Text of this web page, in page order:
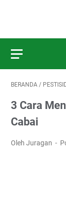
BERANDA /
3 Cara
Cabai
Oleh Juragan